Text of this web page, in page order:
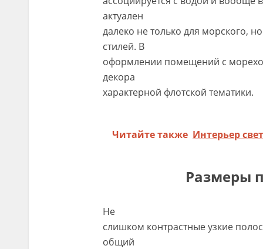
актуален
далеко не только для морского,
стилей. В
оформлении помещений с
декора
характерной флотской тематики.
Читайте также Интерьер
Размеры
Не
слишком контрастные узкие
общий